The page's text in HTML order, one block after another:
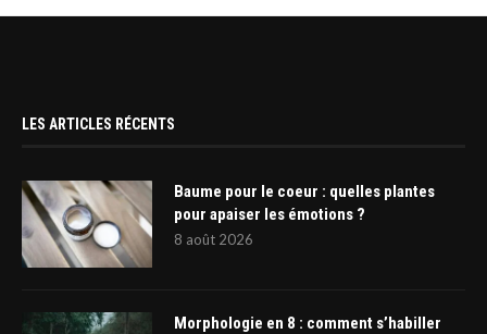
LES ARTICLES RÉCENTS
Baume pour le coeur : quelles plantes
pour apaiser les émotions ?
8 août 2026
Morphologie en 8 : comment s’habiller